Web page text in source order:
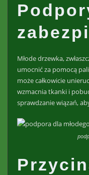
Młode drzewka,
umocnić za pomocą
może całkowicie
wzmacnia tkanki i
sprawdzanie wiązań,